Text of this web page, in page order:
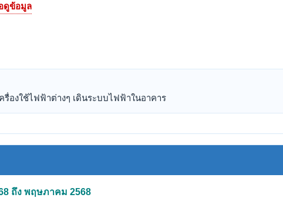
ดูข้อมูล
รื่องใช้ไฟฟ้าต่างๆ เดินระบบไฟฟ้าในอาคาร
ถึง พฤษภาคม 2568